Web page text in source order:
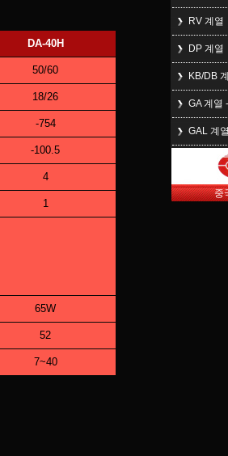
DA-40H
50/60
18/26
-754
-100.5
4
1
65W
52
7~40
RV 계열
DP 계열
KB/DB
GA 계열
GAL 계열
중